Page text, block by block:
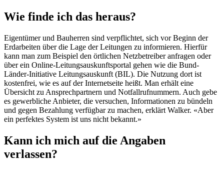
Wie finde ich das heraus?
Eigentümer und Bauherren sind verpflichtet, sich vor Beginn der
Erdarbeiten über die Lage der Leitungen zu informieren. Hierfür
kann man zum Beispiel den örtlichen Netzbetreiber anfragen oder
über ein Online-Leitungsauskunftsportal gehen wie die Bund-
Länder-Initiative Leitungsauskunft (BIL). Die Nutzung dort ist
kostenfrei, wie es auf der Internetseite heißt. Man erhält eine
Übersicht zu Ansprechpartnern und Notfallrufnummern. Auch gebe
es gewerbliche Anbieter, die versuchen, Informationen zu bündeln
und gegen Bezahlung verfügbar zu machen, erklärt Walker. «Aber
ein perfektes System ist uns nicht bekannt.»
Kann ich mich auf die Angaben
verlassen?